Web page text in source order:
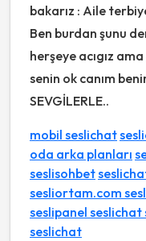
bakarız : Aile
Ben burdan şunu
herşeye acıgız
senin ok canım
SEVGİLERLE..
mobil seslichat
oda arka planları
seslisohbet
sesliortam.com
seslipanel seslichat
seslichat